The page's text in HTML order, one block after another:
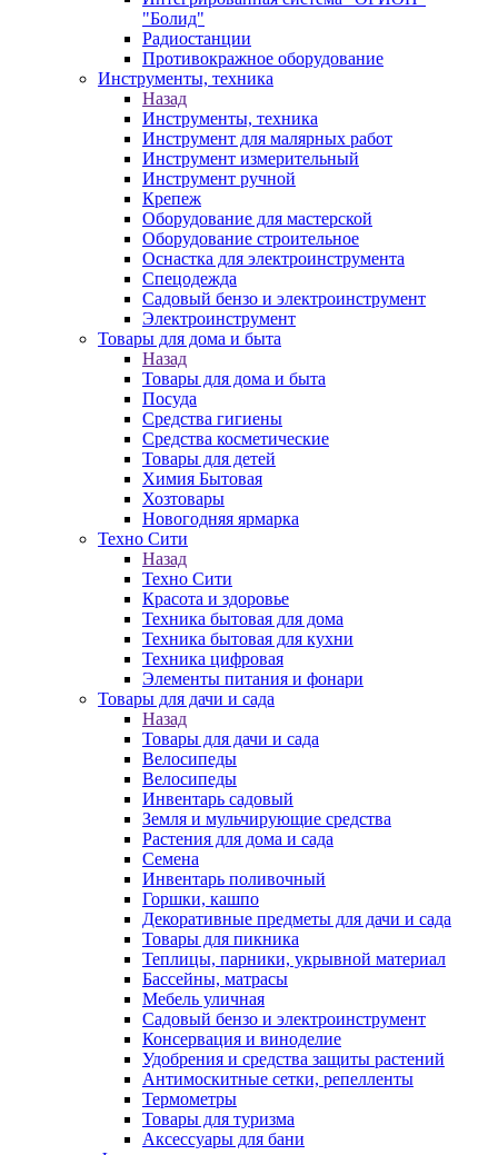
"Болид"
Радиостанции
Противокражное оборудование
Инструменты, техника
Назад
Инструменты, техника
Инструмент для малярных работ
Инструмент измерительный
Инструмент ручной
Крепеж
Оборудование для мастерской
Оборудование строительное
Оснастка для электроинструмента
Спецодежда
Садовый бензо и электроинструмент
Электроинструмент
Товары для дома и быта
Назад
Товары для дома и быта
Посуда
Средства гигиены
Средства косметические
Товары для детей
Химия Бытовая
Хозтовары
Новогодняя ярмарка
Техно Сити
Назад
Техно Сити
Красота и здоровье
Техника бытовая для дома
Техника бытовая для кухни
Техника цифровая
Элементы питания и фонари
Товары для дачи и сада
Назад
Товары для дачи и сада
Велосипеды
Велосипеды
Инвентарь садовый
Земля и мульчирующие средства
Растения для дома и сада
Семена
Инвентарь поливочный
Горшки, кашпо
Декоративные предметы для дачи и сада
Товары для пикника
Теплицы, парники, укрывной материал
Бассейны, матрасы
Мебель уличная
Садовый бензо и электроинструмент
Консервация и виноделие
Удобрения и средства защиты растений
Антимоскитные сетки, репелленты
Термометры
Товары для туризма
Аксессуары для бани